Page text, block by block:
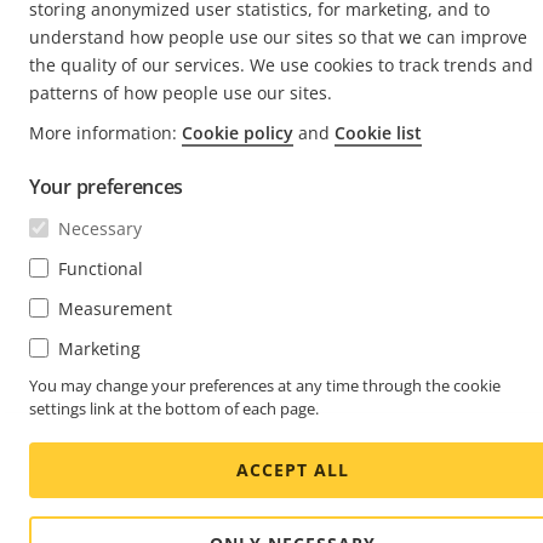
Engineering at Axis
Newsletter abonnieren
Abonnieren Sie die E-Mails mit
Sicherheitsbenachrichtigungen von Axis
GERMANY / DEUTSCH NEWSROOM
© 2026 Axis Communications AB. Alle Rechte vorbehalten.
storing anonymized user statistics, for marketing, and to
understand how people use our sites so that we can improve
the quality of our services. We use cookies to track trends and
patterns of how people use our sites.
More information: Cookie policy and Cookie list
Your preferences
Necessary
Functional
Measurement
Marketing
You may change your preferences at any time through the cookie
settings link at the bottom of each page.
ACCEPT ALL